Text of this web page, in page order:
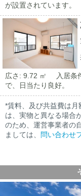
が設置されています。
広さ: 9.72 ㎡ 入居条
で、日当たり良好。
*賃料、及び共益費は
は、実物と異なる場合
のため、運営事業者の
ましては、
問い合わせ